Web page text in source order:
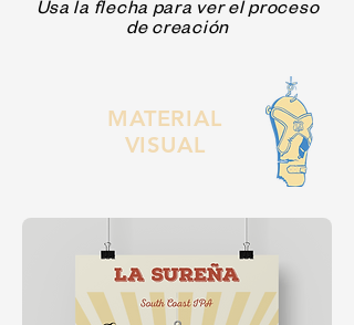
Usa la flecha para ver el proceso
de creación
MATERIAL
VISUAL